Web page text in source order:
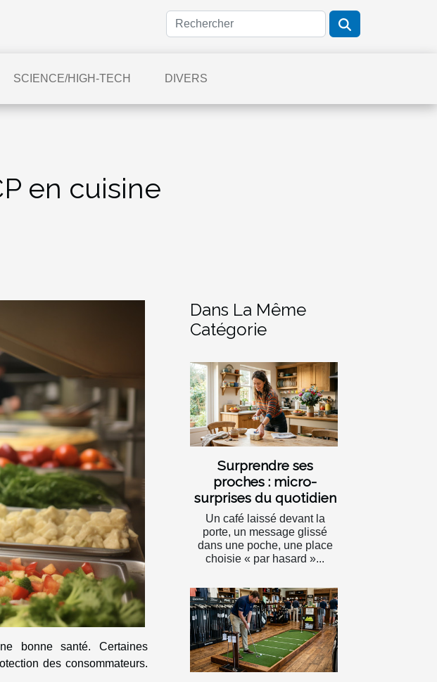
SCIENCE/HIGH-TECH DIVERS
en cuisine
bonne santé. Certaines
des consommateurs.
Dans La Même
Catégorie
Surprendre ses
proches : micro-
surprises du quotidien
Un café laissé devant la
porte, un message glissé
dans une poche, une place
choisie « par hasard »...